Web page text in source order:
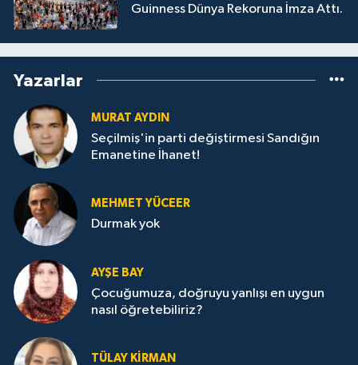
Guinness Dünya Rekoruna İmza Attı.
Yazarlar
MURAT AYDIN
Seçilmiş'in parti değiştirmesi Sandığın
Emanetine İhanet!
MEHMET YÜCEER
Durmak yok
AYŞE BAY
Çocuğumuza, doğruyu yanlışı en uygun
nasıl öğretebiliriz?
TÜLAY KİRMAN